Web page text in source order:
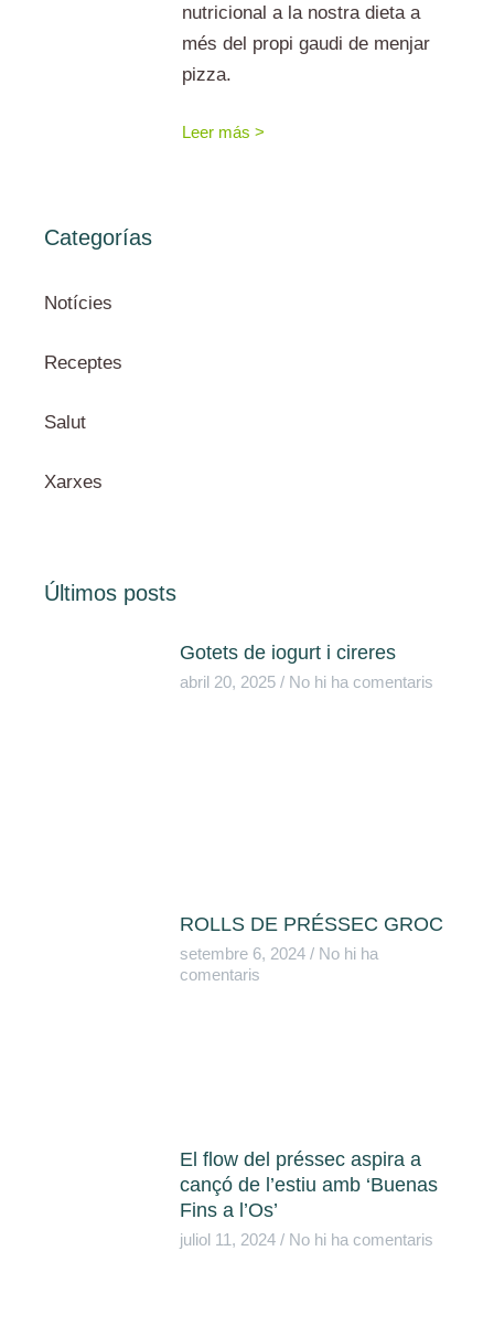
nutricional a la nostra dieta a
més del propi gaudi de menjar
pizza.
Leer más >
Categorías
Notícies
Receptes
Salut
Xarxes
Últimos posts
Gotets de iogurt i cireres
abril 20, 2025 No hi ha comentaris
ROLLS DE PRÉSSEC GROC
setembre 6, 2024 No hi ha
comentaris
El flow del préssec aspira a
cançó de l’estiu amb ‘Buenas
Fins a l’Os’
juliol 11, 2024 No hi ha comentaris